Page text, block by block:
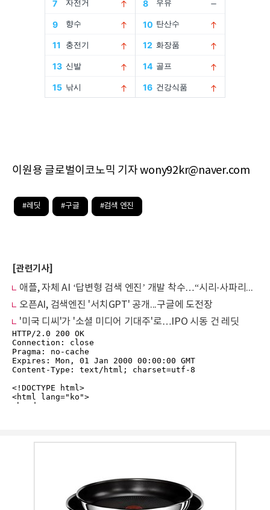
이원용 글로벌이코노믹 기자 wony92kr@naver.com
#레딧 #구글 #검색 엔진
[관련기사]
애플, 자체 AI ‘답변형 검색 엔진’ 개발 착수…“시리·사파리에 적용 가능성
오픈AI, 검색엔진 '서치GPT' 공개...구글에 도전장
'미국 디씨'가 '소셜 미디어 기대주'로…IPO 시동 건 레딧